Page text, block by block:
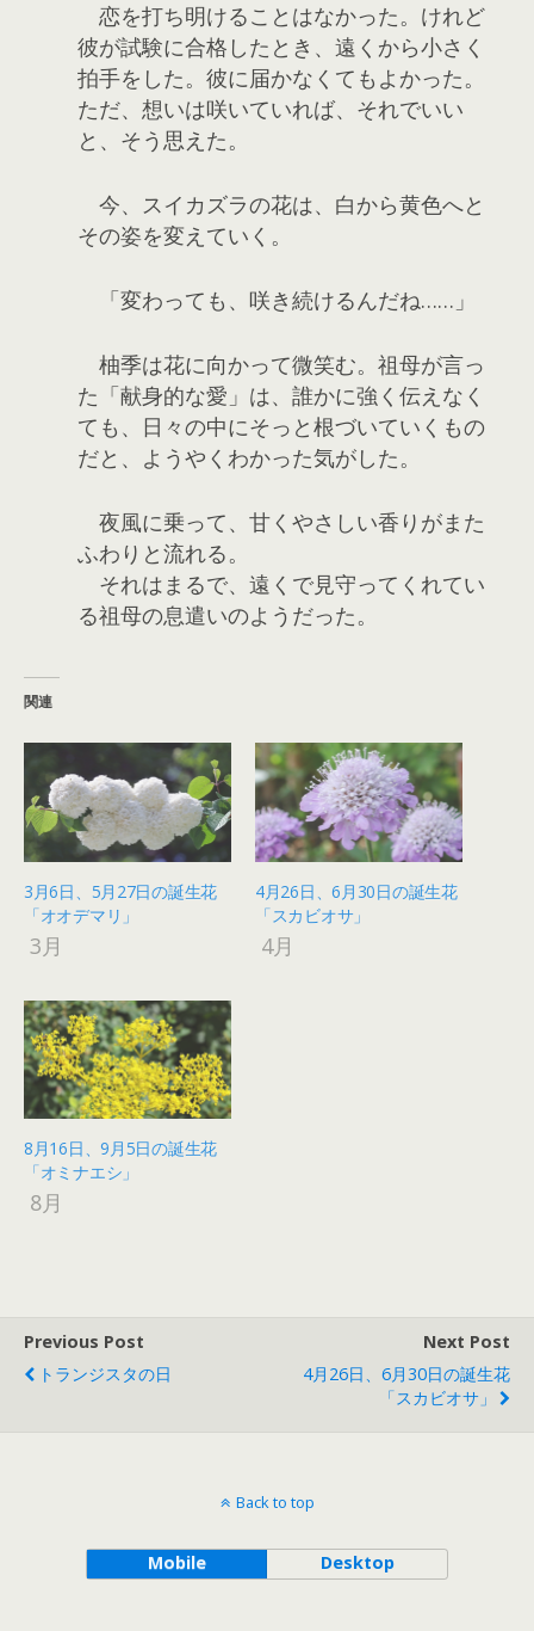
恋を打ち明けることはなかった。けれど
彼が試験に合格したとき、遠くから小さく
拍手をした。彼に届かなくてもよかった。
ただ、想いは咲いていれば、それでいい
と、そう思えた。
今、スイカズラの花は、白から黄色へと
その姿を変えていく。
「変わっても、咲き続けるんだね……」
柚季は花に向かって微笑む。祖母が言っ
た「献身的な愛」は、誰かに強く伝えなく
ても、日々の中にそっと根づいていくもの
だと、ようやくわかった気がした。
夜風に乗って、甘くやさしい香りがまた
ふわりと流れる。
それはまるで、遠くで見守ってくれてい
る祖母の息遣いのようだった。
関連
3月6日、5月27日の誕生花
「オオデマリ」
3月
4月26日、6月30日の誕生花
「スカビオサ」
4月
8月16日、9月5日の誕生花
「オミナエシ」
8月
Previous Post
トランジスタの日
Next Post
4月26日、6月30日の誕生花
「スカビオサ」
Back to top
Mobile Desktop